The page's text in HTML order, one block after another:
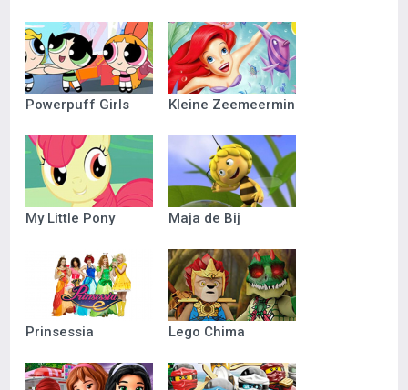
Powerpuff Girls Kleine Zeemeermin
My Little Pony Maja de Bij
Prinsessia Lego Chima